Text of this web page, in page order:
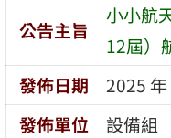
公告主旨
小小航
12屆）
發佈日期
2025 年
發佈單位
設備組